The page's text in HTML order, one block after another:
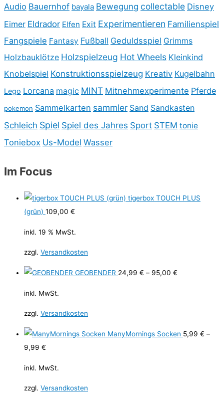
Audio Bauernhof bayala Bewegung collectable Disney
Eimer Eldrador Elfen Exit Experimentieren Familienspiel
Fangspiele Fantasy Fußball Geduldsspiel Grimms
Holzbauklötze Holzspielzeug Hot Wheels Kleinkind
Knobelspiel Konstruktionsspielzeug Kreativ Kugelbahn
Lego Lorcana magic MINT Mitnehmexperimente Pferde
pokemon Sammelkarten sammler Sand Sandkasten
Schleich Spiel Spiel des Jahres Sport STEM tonie
Toniebox Us-Model Wasser
Im Focus
tigerbox TOUCH PLUS
(grün) 109,00 €
inkl. 19 % MwSt.
zzgl. Versandkosten
GEOBENDER 24,99 € – 95,00 €
inkl. MwSt.
zzgl. Versandkosten
ManyMornings Socken 5,99 € –
9,99 €
inkl. MwSt.
zzgl. Versandkosten